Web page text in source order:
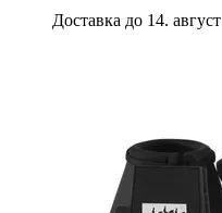
Доставка до 14. август